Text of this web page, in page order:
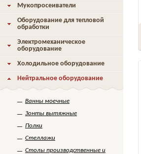
Мукопросеиватели
Оборудование для тепловой
обработки
Электромеханическое
оборудование
Холодильное оборудование
Нейтральное оборудование
Ванны моечные
Зонты вытяжные
Полки
Стеллажи
Столы производственные и